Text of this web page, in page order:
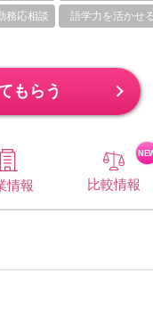
務応相談 語学力を活かせ
もらう
情報 比較情報